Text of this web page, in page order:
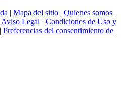
| Mapa del sitio | Quienes somos |
Aviso Legal | Condiciones de Uso y
| Preferencias del consentimiento de